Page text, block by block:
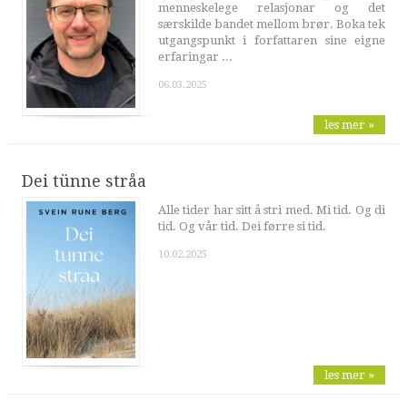
menneskelege relasjonar og det
særskilde bandet mellom brør. Boka tek
utgangspunkt i forfattaren sine eigne
erfaringar ...
06.03.2025
les mer »
Dei tünne stråa
Alle tider har sitt å stri med. Mi tid. Og di
tid. Og vår tid. Dei førre si tid.
10.02.2025
les mer »